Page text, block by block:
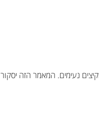
נעימים. המאמר הזה יסקור